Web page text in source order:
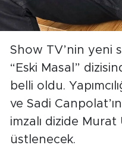
Show TV’nin yeni
“Eski Masal”
belli oldu.
ve Sadi
imzalı dizide Murat
üstlenecek.